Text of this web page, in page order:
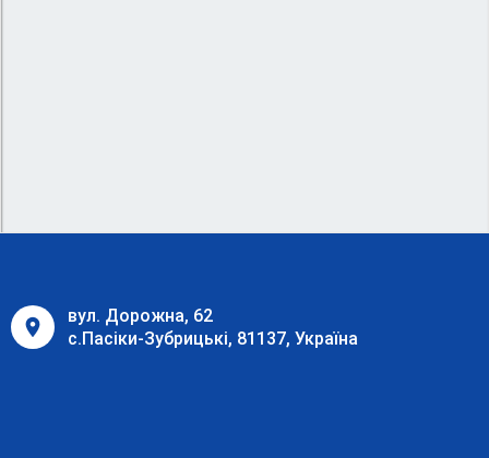
вул. Дорожна, 62
с.Пасіки-Зубрицькі, 81137, Україна